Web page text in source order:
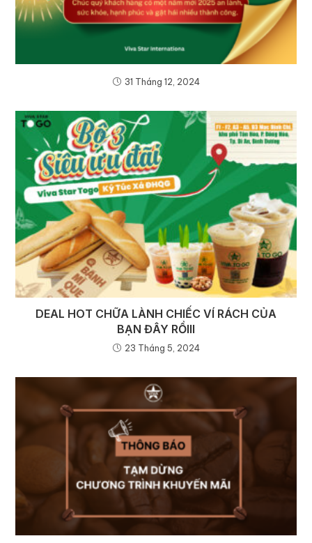
31 Tháng 12, 2024
DEAL HOT CHỮA LÀNH CHIẾC VÍ RÁCH CỦA
BẠN ĐÂY RỒIII
23 Tháng 5, 2024